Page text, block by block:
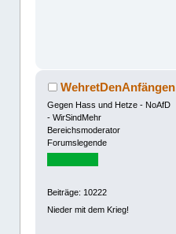
WehretDenAnfängen
Gegen Hass und Hetze - NoAfD
- WirSindMehr
Bereichsmoderator
Forumslegende
Beiträge: 10222
Nieder mit dem Krieg!